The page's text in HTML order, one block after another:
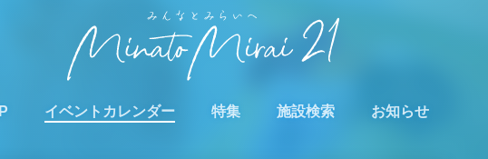
イベントカレンダー 特集 施設検索 お知らせ